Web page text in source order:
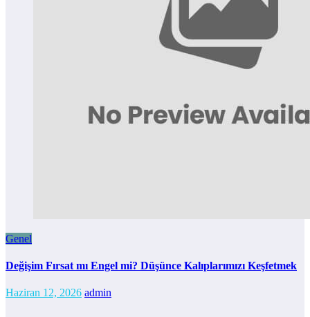
Genel
Değişim Fırsat mı Engel mi? Düşünce Kalıplarımızı Keşfetmek
Haziran 12, 2026 admin